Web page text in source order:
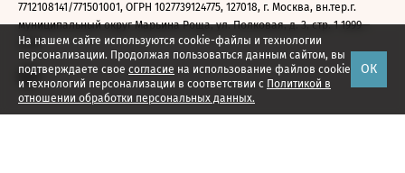
На нашем сайте используются cookie-файлы и технологии
персонализации. Продолжая пользоваться данным сайтом, вы
подтверждаете свое согласие на использование файлов cookie
и технологий персонализации в соответствии с Политикой в
отношении обработки персональных данных.
ОК
7712108141/771501001, ОГРН 1027739124775, 127018, г. Москва, вн.тер.г.
муниципальный округ Марьина Роща, ул. Полковая, д. 3, стр. 1 1999—
2026